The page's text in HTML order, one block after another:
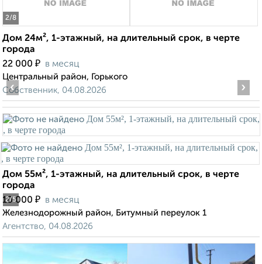
2/8
Дом 24м², 1-этажный, на длительный срок, в черте
города
22 000 ₽ в месяц
Центральный район, Горького
Собственник, 04.08.2026
2/5
‹ ›
Дом 55м², 1-этажный, на длительный срок, в черте
города
10 000 ₽ в месяц
Железнодорожный район, Битумный переулок 1
Агентство, 04.08.2026